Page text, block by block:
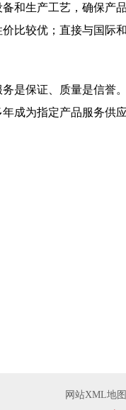
和生产工艺，确保产
比较优；直接与国际
是保证、质量是信誉
成为指定产品服务供应
网站XML地图